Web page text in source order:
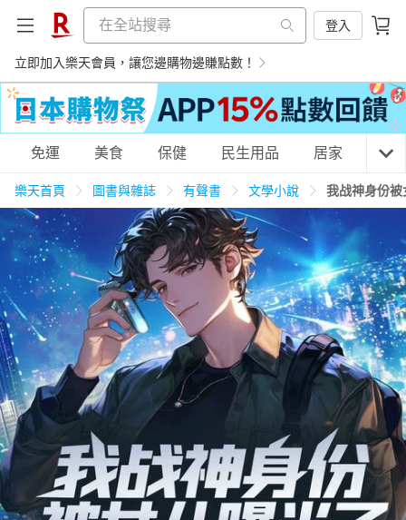
登入
立即加入樂天會員，讓您邊購物邊賺點數！
購物網分類
天天免運 美食蛋糕 養生保健 民生用品
居家生活 3C家電 運動休閒 親子玩具
女裝 化妝保養 情趣用品
日本購物 電子/紙本書
HOT
免運 美食 保健 民生用品 居家 3C
樂天首頁 圖書與雜誌 有聲書 文學小說 我战神身份